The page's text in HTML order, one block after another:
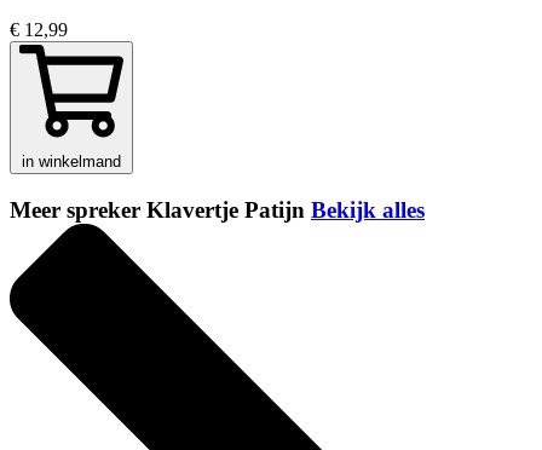
€ 12,99
in winkelmand
Meer spreker Klavertje Patijn Bekijk alles